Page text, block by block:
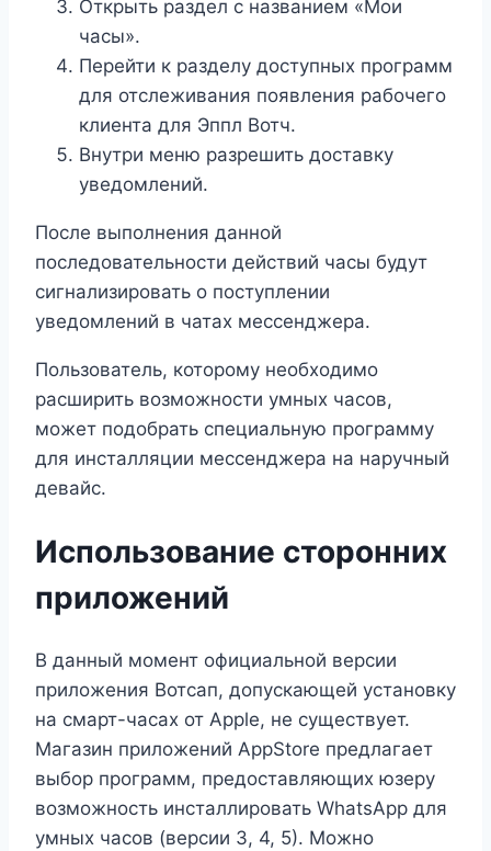
Открыть раздел с названием «Мои
часы».
Перейти к разделу доступных программ
для отслеживания появления рабочего
клиента для Эппл Вотч.
Внутри меню разрешить доставку
уведомлений.
После выполнения данной
последовательности действий часы будут
сигнализировать о поступлении
уведомлений в чатах мессенджера.
Пользователь, которому необходимо
расширить возможности умных часов,
может подобрать специальную программу
для инсталляции мессенджера на наручный
девайс.
Использование сторонних
приложений
В данный момент официальной версии
приложения Вотсап, допускающей установку
на смарт-часах от Apple, не существует.
Магазин приложений AppStore предлагает
выбор программ, предоставляющих юзеру
возможность инсталлировать WhatsApp для
умных часов (версии 3, 4, 5). Можно